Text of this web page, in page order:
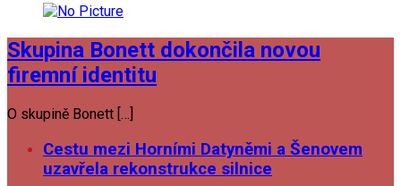
Skupina Bonett dokončila novou
firemní identitu
O skupině Bonett […]
Cestu mezi Horními Datyněmi a Šenovem
uzavřela rekonstrukce silnice